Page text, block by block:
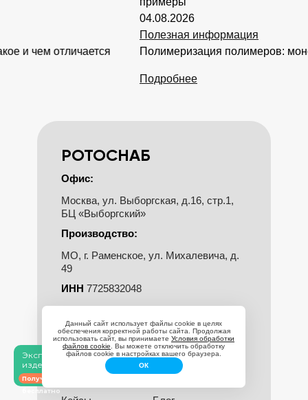
Полимеризация полимеров: мономеры, реакции и примеры
РОТОСНАБ
Офис:
Москва, ул. Выборгская, д.16, стр.1,
БЦ «Выборгский»
Производство:
МО, г. Раменское, ул. Михалевича, д.
49
ИНН 7725832048
Меню:
О компании
Пресс-формы
Каталог
Карьера
Данный сайт использует файлы cookie в целях
обеспечения корректной работы сайта. Продолжая
использовать сайт, вы принимаетеУсловия обработки
файлов cookie
. Вы можете отключить обработку
файлов cookie в настройках вашего браузера.
ОК
Эксперсс-аудит
изделия по чертежу
Получить аудит
бесплатно